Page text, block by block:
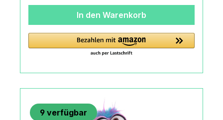
MaterialienMaßeLänge: 28
cmAltersempfehlung3+
JahreMachart/StilLIVING PUPPETS Fred-
Jonatan, 36 cmMaul und Kopf sind
bespielbarPflegeHandwäscheBleichen nicht
reinigen.HerkunftMade in Thailand or
IndonesiaAngaben zum Hersteller
(Informationspflichten zur GPSR
In den Warenkorb
9 verfügbar